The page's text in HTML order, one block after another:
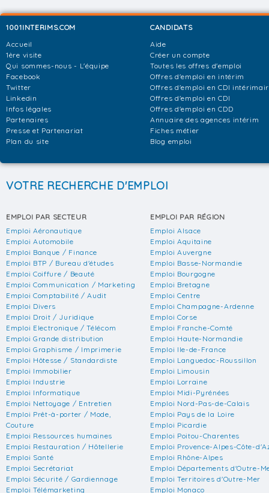
1001INTERIMS.COM
Accueil
1ère visite
Qui sommes-nous - L'équipe
Facebook
Twitter
Linkedin
Infos légales
Partenaires
Presse et Partenariat
Plan du site
CANDIDATS
Aide
Créer un compte
Toutes les offres d'emploi
Offres d'emploi en intérim
Offres d'emploi en CDI
Offres d'emploi en CDI
Offres d'emploi en CDD
Annuaire des agences intérim
Fiches métier
Blog emploi
VOTRE RECHERCHE D'EMPLOI
EMPLOI PAR SECTEUR
Emploi Aéronautique
Emploi Automobile
Emploi Banque / Finance
Emploi BTP / Bureau d'études
Emploi Coiffure / Beauté
Emploi Communication / Marketing
Emploi Comptabilité / Audit
Emploi Divers
Emploi Droit / Juridique
Emploi Electronique / Télécom
Emploi Grande distribution
Emploi Graphisme / Imprimerie
Emploi Hôtesse / Standardiste
Emploi Immobilier
Emploi Industrie
Emploi Informatique
Emploi Nettoyage / Entretien
Emploi Prêt-à-porter / Mode,
Couture
Emploi Ressources humaines
Emploi Restauration / Hôtellerie
Emploi Santé
Emploi Secrétariat
Emploi Sécurité / Gardiennage
Emploi Télémarketing
EMPLOI PAR RÉGION
Emploi Alsace
Emploi Aquitaine
Emploi Auvergne
Emploi Basse-Normandie
Emploi Bourgogne
Emploi Bretagne
Emploi Centre
Emploi Champagne-Ardenne
Emploi Corse
Emploi Franche-Comté
Emploi Haute-Normandie
Emploi Ile-de-France
Emploi Languedoc-Roussillon
Emploi Limousin
Emploi Lorraine
Emploi Midi-Pyrénées
Emploi Nord-Pas-de-Calais
Emploi Pays de la Loire
Emploi Picardie
Emploi Poitou-Charentes
Emploi Provence-Alpes-Côte-
Emploi Rhône-Alpes
Emploi Départements d'Outre-
Emploi Territoires d'Outre-Mer
Emploi Monaco